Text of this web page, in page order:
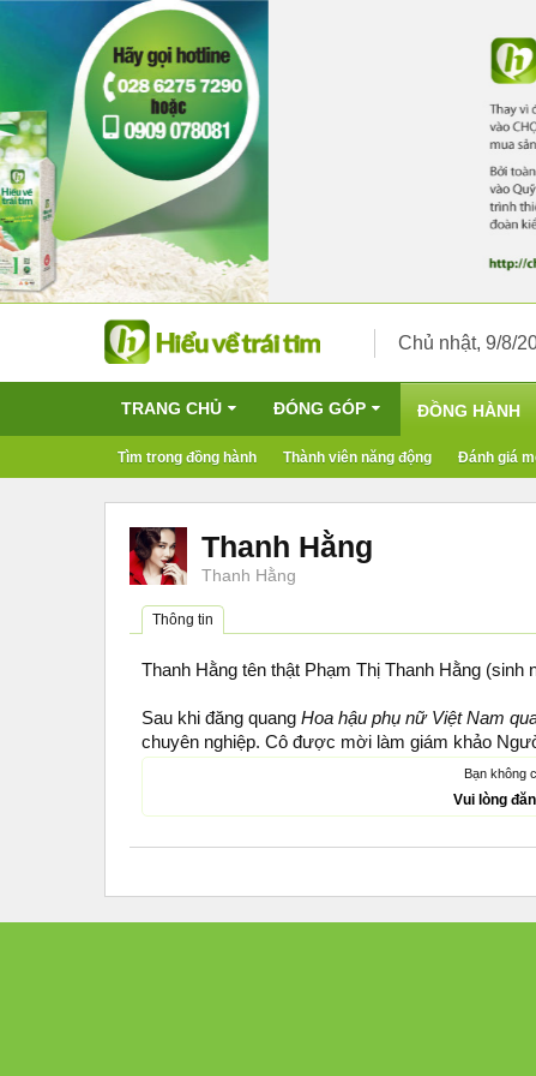
Chủ nhật, 9/8/
TRANG CHỦ ĐÓNG GÓP ĐỒNG HÀNH
Tìm trong đồng hành Thành viên năng động Đánh giá
Thanh Hằng
Thanh Hằng
Thông tin
Thanh Hằng tên thật Phạm Thị Thanh Hằng (sinh
Sau khi đăng quang Hoa hậu phụ nữ Việt Nam
chuyên nghiệp. Cô được mời làm giám khảo
Bạn không
Vui lòng